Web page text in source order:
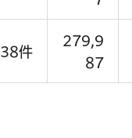
38件
279,9
87